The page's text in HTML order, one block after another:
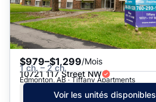
$979–$1,299/Mois
1 ch. – 2 ch.
10721 117 Street NW
Edmonton, AB · Tiffany Apartments
Voir les unités disponibles